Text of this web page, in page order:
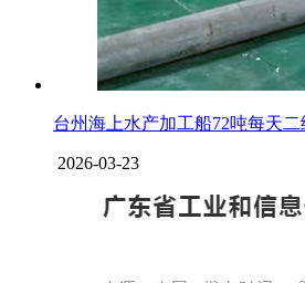
台州海上水产加工船72吨每天二
2026-03-23